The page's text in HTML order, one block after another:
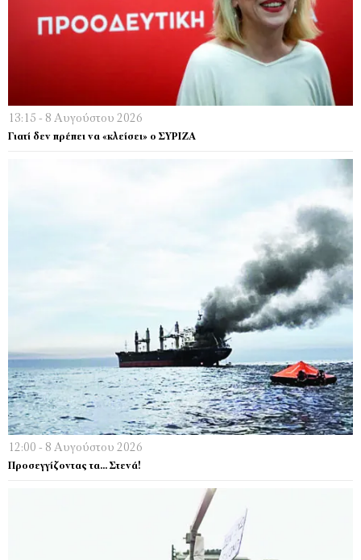
13:15 - 8 Αυγούστου 2026
Γιατί δεν πρέπει να «κλείσει» ο ΣΥΡΙΖΑ
12:00 - 8 Αυγούστου 2026
Προσεγγίζοντας τα… Στενά!